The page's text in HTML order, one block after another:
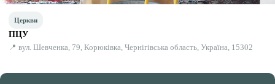
Церкви
ПЦУ
📍 вул. Шевченка, 79, Корюківка, Чернігівська область, Україна, 15302